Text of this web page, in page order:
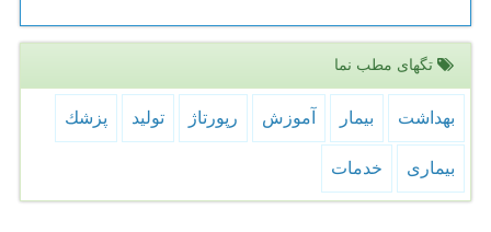
تگهای مطب نما
بهداشت بیمار آموزش رپورتاژ تولید پزشك
بیماری خدمات